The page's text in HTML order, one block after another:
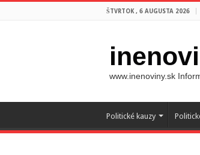
ŠTVRTOK , 6 AUGUSTA 2026
www.inenoviny.sk
Politické kauzy